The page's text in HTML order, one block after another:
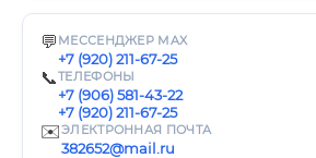
💬 МЕССЕНДЖЕР MAX
+7 (920) 211-67-25
📞ТЕЛЕФОНЫ
+7 (906) 581-43-22
+7 (920) 211-67-25
✉️ЭЛЕКТРОННАЯ ПОЧТА
382652@mail.ru